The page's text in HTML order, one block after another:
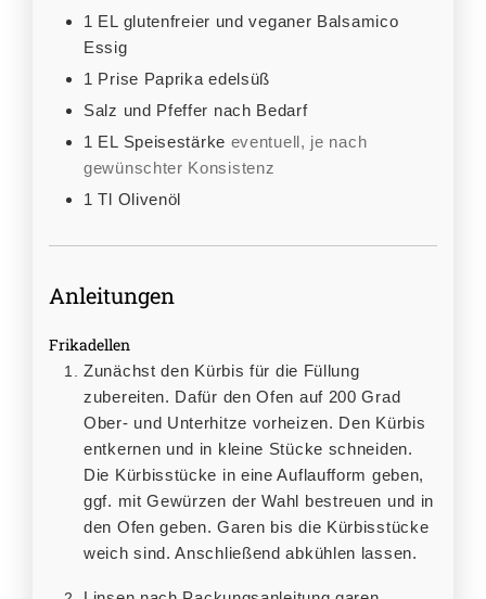
1 EL glutenfreier und veganer Balsamico
Essig
1 Prise Paprika edelsüß
Salz und Pfeffer nach Bedarf
1 EL Speisestärke eventuell, je nach
gewünschter Konsistenz
1 Tl Olivenöl
Anleitungen
Frikadellen
Zunächst den Kürbis für die Füllung
zubereiten. Dafür den Ofen auf 200 Grad
Ober- und Unterhitze vorheizen. Den Kürbis
entkernen und in kleine Stücke schneiden.
Die Kürbisstücke in eine Auflaufform geben,
ggf. mit Gewürzen der Wahl bestreuen und in
den Ofen geben. Garen bis die Kürbisstücke
weich sind. Anschließend abkühlen lassen.